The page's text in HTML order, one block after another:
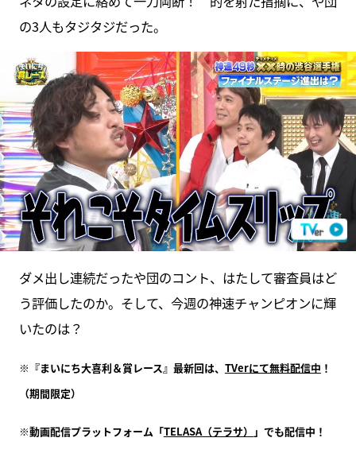
の3人もタジタジだった。
ダメ出し連続だったや団のコント、はたして審査員はど
う評価したのか。そして、今週の神速チャンピオンに輝
いたのは？
※『まいにち大喜利＆賞レース』最新回は、 TVerにて無料配信中 ！
（期間限定）
※動画配信プラットフォーム「TELASA（テラサ） 」でも配信中！